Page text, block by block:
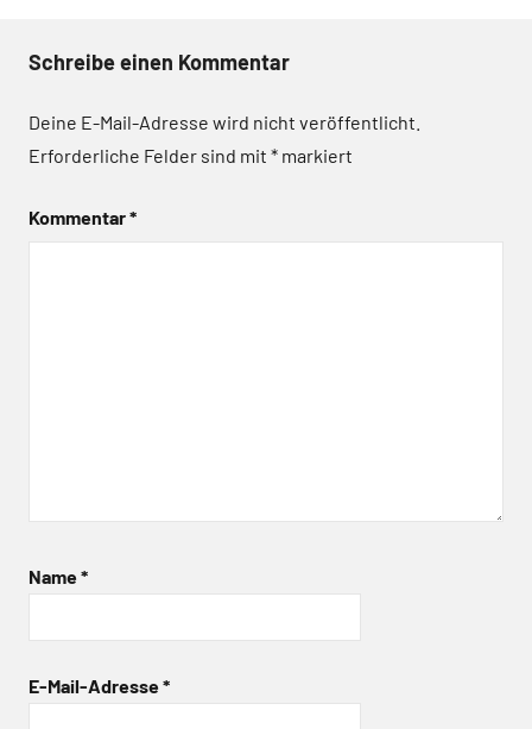
Schreibe einen Kommentar
Deine E-Mail-Adresse wird nicht veröffentlicht.
Erforderliche Felder sind mit * markiert
Kommentar*
Name*
E-Mail-Adresse*